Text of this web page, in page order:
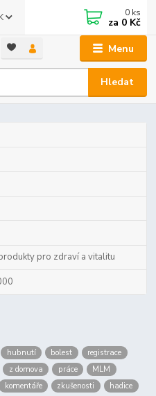
Menu
Hledat
0 ks
za 0 Kč
pro zdraví a vitalitu
hubnutí bolest
registrace
z domova práce
MLM
komentáře zkušenosti
hadice